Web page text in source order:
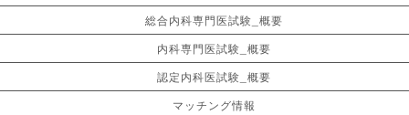
総合内科専門医試験_概要
内科専門医試験_概要
認定内科医試験_概要
マッチング情報